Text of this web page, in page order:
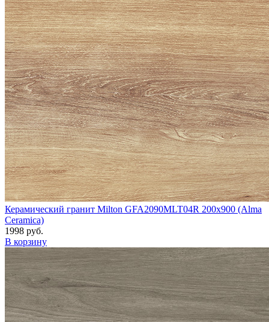
Керамический гранит Milton GFA2090MLT04R 200x900 (Alma
Ceramica)
1998 руб.
В корзину